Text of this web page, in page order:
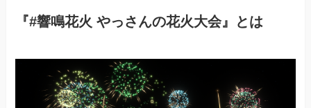
『#響鳴花火 やっさんの花火大会』とは